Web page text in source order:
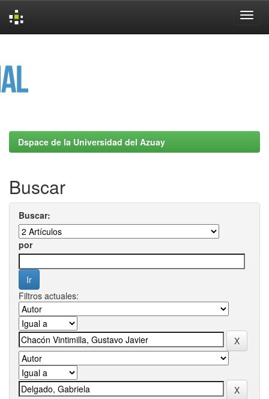
Dspace de la Universidad del Azuay
Buscar
Buscar:
por
Filtros actuales: